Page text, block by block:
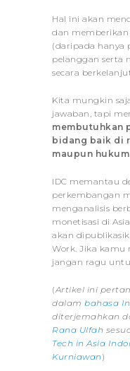
Hal ini akan
dan
(daripada hanya
pelanggan serta
secara
Kita mungkin
jawaban, tapi
membutuhkan
bidang baik di
maupun
IDC memantau
perkembangan
menganalisis
monetisasi di
akan
Work. Jika kamu
jangan ragu
(Artikel ini
dalam bahasa
diterjemahkan
Rana Ulfah
Tech in Asia
Kurniawan )